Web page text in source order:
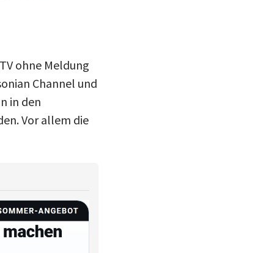
ohne Meldung
Channel und
in den
Vor allem die